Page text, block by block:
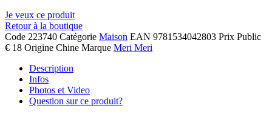
Je veux ce produit
Retour à la boutique
Code 223740 Catégorie Maison EAN 9781534042803 Prix Public
€ 18 Origine Chine Marque Meri Meri
Description
Infos
Photos et Video
Question sur ce produit?